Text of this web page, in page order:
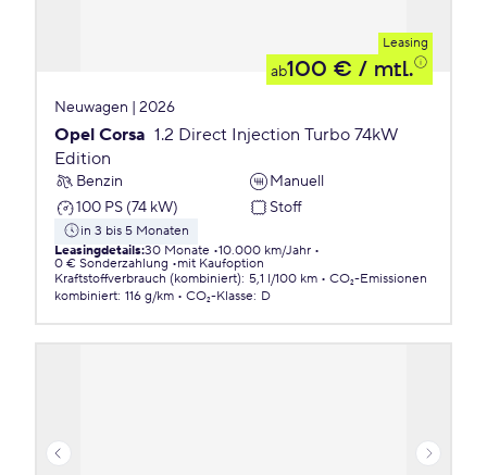
Leasing
ab100 € / mtl.
Neuwagen | 2026
Opel Corsa 1.2 Direct Injection Turbo 74kW
Edition
Benzin
Manuell
100 PS (74 kW)
Stoff
in 3 bis 5 Monaten
Leasingdetails:30 Monate 10.000 km/Jahr
0 € Sonderzahlung
mit Kaufoption
Kraftstoffverbrauch (kombiniert): 5,1 l/100 km
CO₂-Emissionen
kombiniert: 116 g/km CO₂-Klasse: D